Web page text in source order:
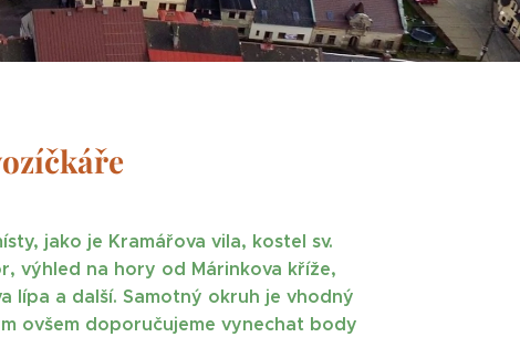
jako je Kramářova vila, kostel sv.
výhled na hory od Márinkova kříže,
lípa a další. Samotný okruh je vhodný
ovšem doporučujeme vynechat body